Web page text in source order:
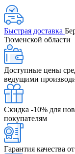
Быстрая доставка
Тюменской области
Доступные цены
ведущими
Скидка -10% для
покупателям
Гарантия качества